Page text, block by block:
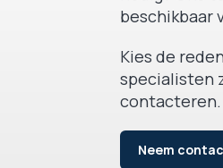
beschikbaar
Kies de
specialisten
contacteren.
Neem